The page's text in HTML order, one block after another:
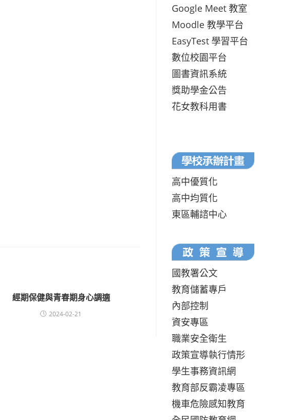
經期保健與青春期身心調適
2024-02-21
Google Meet 教室
Moodle 教學平台
EasyTest 學習平台
數位校園平台
圖書資訊系統
獎助學金公告
花女教科用書
高中優質化
高中均質化
東區輔諮中心
國教署公文
教育儲蓄專戶
內部控制
資安專區
職業安全衛生
政策宣導執行情形
學生事務資訊網
教育部反霸凌專區
機車危險感知教育